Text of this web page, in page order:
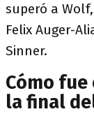
superó a
Felix Auger-
Sinner.
Cómo
la final